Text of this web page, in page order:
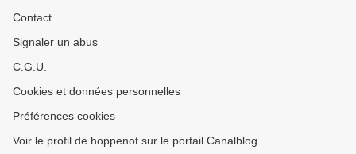
Contact
Signaler un abus
C.G.U.
Cookies et données personnelles
Préférences cookies
Voir le profil de hoppenot sur le portail Canalblog